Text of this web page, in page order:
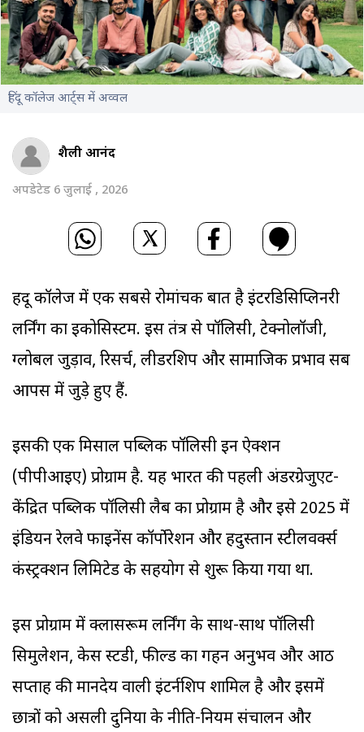
हिंदू कॉलेज आर्ट्स में अव्वल
शैली आनंद
अपडेटेड 6 जुलाई , 2026
हिंदू कॉलेज में एक सबसे रोमांचक बात है इंटरडिसिप्लिनरी
लर्निंग का इकोसिस्टम. इस तंत्र से पॉलिसी, टेक्नोलॉजी,
ग्लोबल जुड़ाव, रिसर्च, लीडरशिप और सामाजिक प्रभाव सब
आपस में जुड़े हुए हैं.
इसकी एक मिसाल पब्लिक पॉलिसी इन ऐक्शन
(पीपीआइए) प्रोग्राम है. यह भारत की पहली अंडरग्रेजुएट-
केंद्रित पब्लिक पॉलिसी लैब का प्रोग्राम है और इसे 2025 में
इंडियन रेलवे फाइनेंस कॉर्पोरेशन और हिंदुस्तान स्टीलवर्क्स
कंस्ट्रक्शन लिमिटेड के सहयोग से शुरू किया गया था.
इस प्रोग्राम में क्लासरूम लर्निंग के साथ-साथ पॉलिसी
सिमुलेशन, केस स्टडी, फील्ड का गहन अनुभव और आठ
सप्ताह की मानदेय वाली इंटर्नशिप शामिल है और इसमें
छात्रों को असली दुनिया के नीति-नियम संचालन और